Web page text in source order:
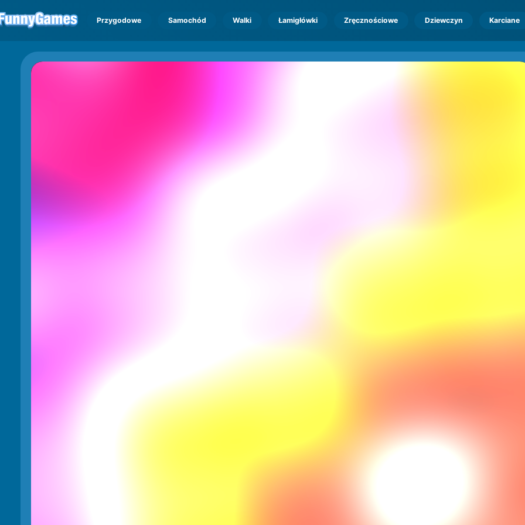
Przygodowe Samochód Walki Łamigłówki Zręcznościowe Dziewczyn Karciane